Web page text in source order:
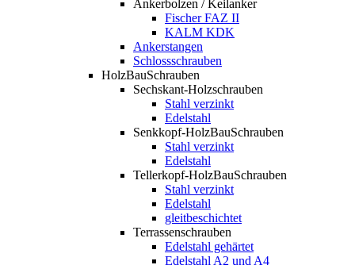
Ankerbolzen / Keilanker
Fischer FAZ II
KALM KDK
Ankerstangen
Schlossschrauben
HolzBauSchrauben
Sechskant-Holzschrauben
Stahl verzinkt
Edelstahl
Senkkopf-HolzBauSchrauben
Stahl verzinkt
Edelstahl
Tellerkopf-HolzBauSchrauben
Stahl verzinkt
Edelstahl
gleitbeschichtet
Terrassenschrauben
Edelstahl gehärtet
Edelstahl A2 und A4